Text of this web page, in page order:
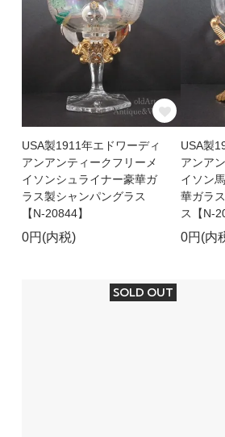
USA製1911年エドワーディ
アンアンティークフリーメ
イソンシュライナー豪華ガ
ラス製シャンパングラス
【N-20844】
0円(内税)
USA製
アンア
イソン
華ガラ
ス【N-
0円(内
SOLD OUT